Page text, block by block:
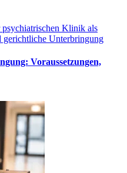
Voraussetzungen,